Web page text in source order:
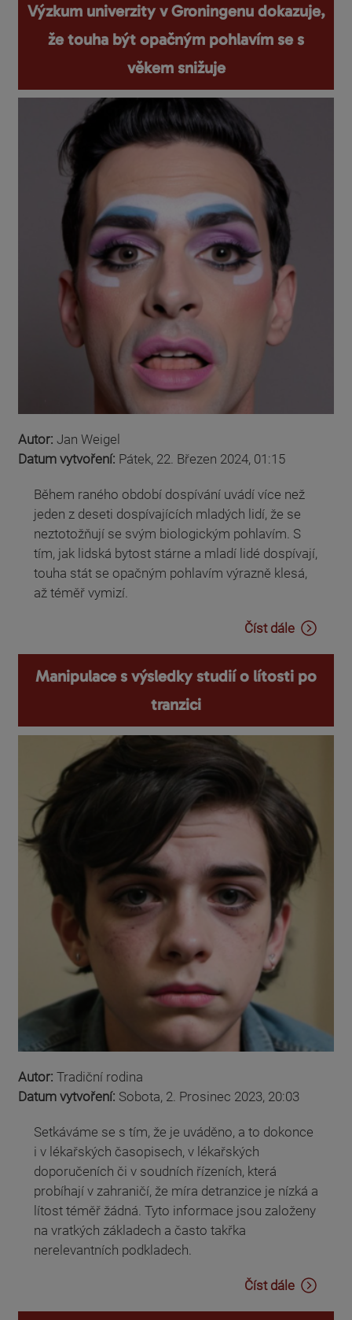
Výzkum univerzity v Groningenu dokazuje,
že touha být opačným pohlavím se s
věkem snižuje
Autor: Jan Weigel
Datum vytvoření: Pátek, 22. Březen 2024, 01:15
Během raného období dospívání uvádí více než
jeden z deseti dospívajících mladých lidí, že se
neztotožňují se svým biologickým pohlavím. S
tím, jak lidská bytost stárne a mladí lidé dospívají,
touha stát se opačným pohlavím výrazně klesá,
až téměř vymizí.
Číst dále
Manipulace s výsledky studií o lítosti po
tranzici
Autor: Tradiční rodina
Datum vytvoření: Sobota, 2. Prosinec 2023, 20:03
Setkáváme se s tím, že je uváděno, a to dokonce
i v lékařských časopisech, v lékařských
doporučeních či v soudních řízeních, která
probíhají v zahraničí, že míra detranzice je nízká a
lítost téměř žádná. Tyto informace jsou založeny
na vratkých základech a často takřka
nerelevantních podkladech.
Číst dále